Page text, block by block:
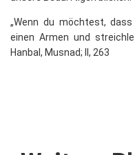
„Wenn du möchtest,
einen Armen und
Hanbal, Musnad; II, 263